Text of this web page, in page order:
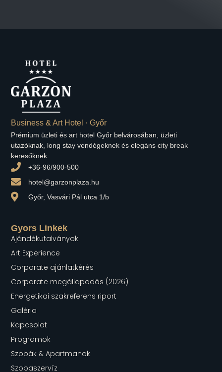
Business & Art Hotel · Győr
Prémium üzleti és art hotel Győr belvárosában, üzleti
utazóknak, long stay vendégeknek és elegáns city break
keresőknek.
+36-96/900-500
hotel@garzonplaza.hu
Győr, Vasvári Pál utca 1/b
Gyors Linkek
Ajándékutalványok
Art Experience
Corporate ajánlatkérés
Corporate megállapodás (2026)
Energetikai szakreferens riport
Galéria
Kapcsolat
Programok
Szobák & Apartmanok
Szobaszervíz